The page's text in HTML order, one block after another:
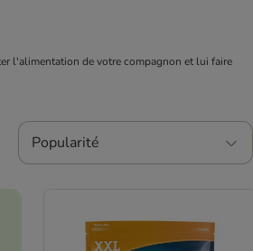
l'alimentation de votre compagnon et lui faire
Popularité